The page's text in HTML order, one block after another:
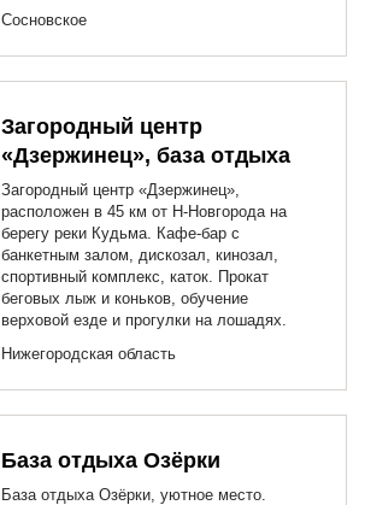
Сосновское
Загородный центр
«Дзержинец», база отдыха
Загородный центр «Дзержинец»,
расположен в 45 км от Н-Новгорода на
берегу реки Кудьма. Кафе-бар с
банкетным залом, дискозал, кинозал,
спортивный комплекс, каток. Прокат
беговых лыж и коньков, обучение
верховой езде и прогулки на лошадях.
Нижегородская область
База отдыха Озёрки
База отдыха Озёрки, уютное место.